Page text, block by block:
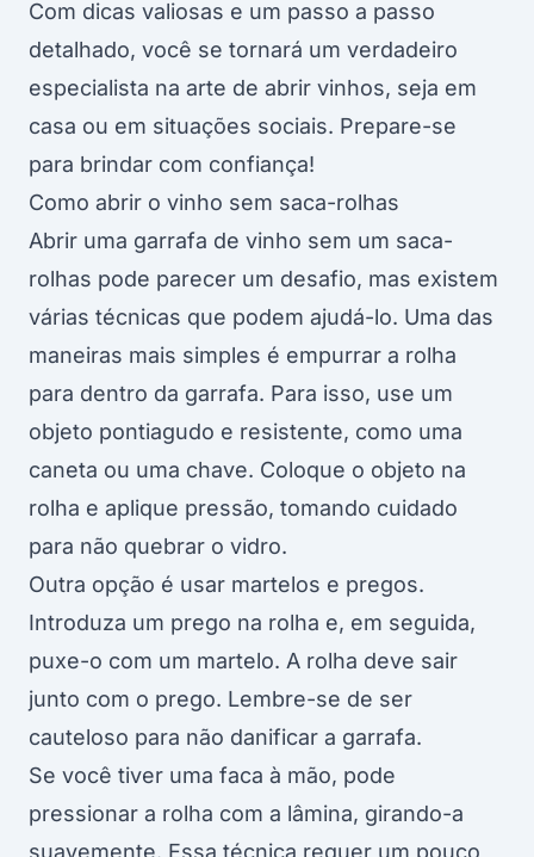
Com dicas valiosas e um passo a passo
detalhado, você se tornará um verdadeiro
especialista na arte de abrir vinhos, seja em
casa ou em situações sociais. Prepare-se
para brindar com confiança!
Como abrir o vinho sem saca-rolhas
Abrir uma garrafa de vinho sem um saca-
rolhas pode parecer um desafio, mas existem
várias técnicas que podem ajudá-lo. Uma das
maneiras mais simples é empurrar a rolha
para dentro da garrafa. Para isso, use um
objeto pontiagudo e resistente, como uma
caneta ou uma chave. Coloque o objeto na
rolha e aplique pressão, tomando cuidado
para não quebrar o vidro.
Outra opção é usar martelos e pregos.
Introduza um prego na rolha e, em seguida,
puxe-o com um martelo. A rolha deve sair
junto com o prego. Lembre-se de ser
cauteloso para não danificar a garrafa.
Se você tiver uma faca à mão, pode
pressionar a rolha com a lâmina, girando-a
suavemente. Essa técnica requer um pouco